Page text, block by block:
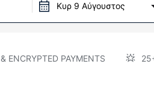
Κυρ 9 Αύγουστος
ENCRYPTED PAYMENTS